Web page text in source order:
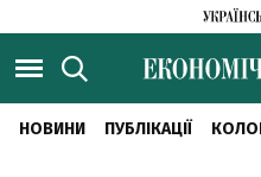
НОВИНИ ПУБЛІКАЦІЇ